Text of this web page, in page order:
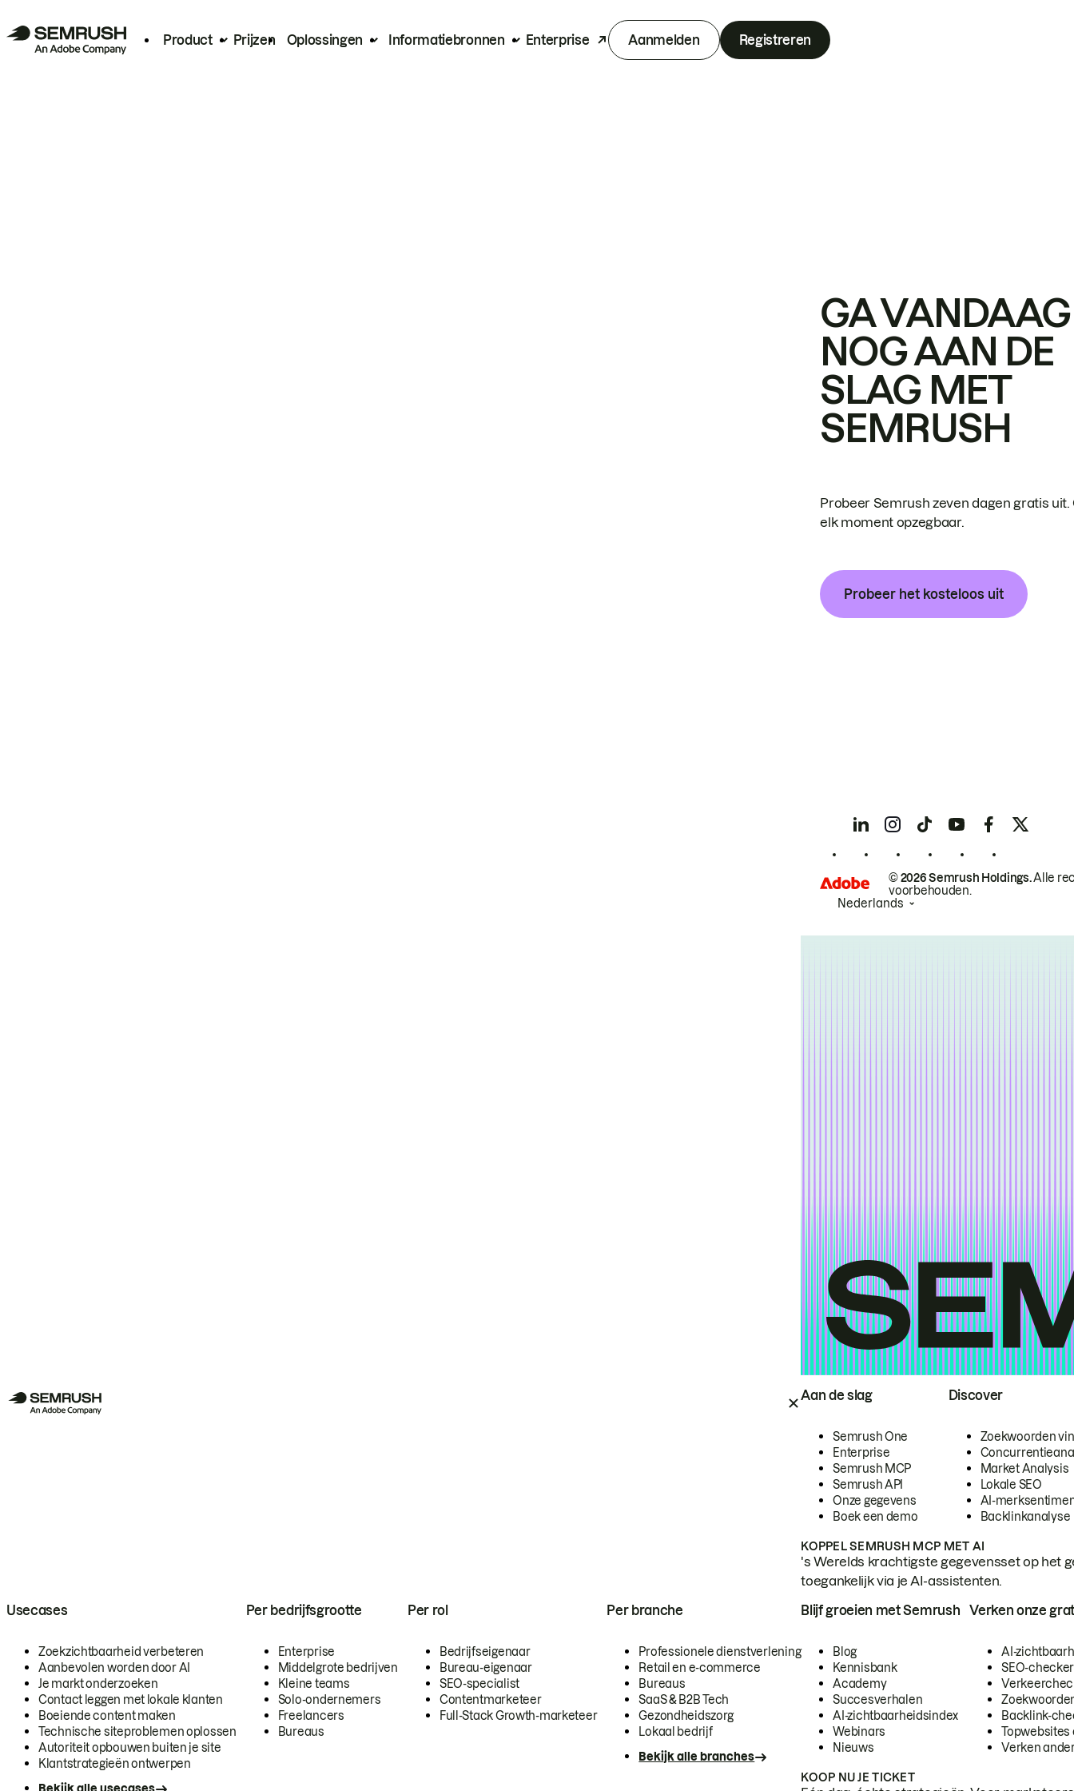
Product Prijzen Oplossingen Informatiebronnen Enterprise Aanmelden Registreren
Aan de slag
Semrush One
Enterprise
Semrush MCP
Semrush API
Onze gegevens
Boek een demo
Discover
Zoekwoorden
Market Analysis
Lokale SEO
AI-
Backlinkanalyse
KOPPEL SEMRUSH MCP MET AI
's Werelds krachtigste gegevensset op het
toegankelijk via je AI-assistenten.
Usecases
Zoekzichtbaarheid verbeteren
Aanbevolen worden door AI
Je markt onderzoeken
Contact leggen met lokale klanten
Boeiende content maken
Technische siteproblemen oplossen
Autoriteit opbouwen buiten je site
Klantstrategieën ontwerpen
Per bedrijfsgrootte
Enterprise
Middelgrote bedrijven
Kleine teams
Solo-ondernemers
Freelancers
Bureaus
Per rol
Bedrijfseigenaar
Bureau-eigenaar
SEO-specialist
Contentmarketeer
Full-Stack Growth-marketeer
Per branche
Professionele dienstverlening
Retail en e-commerce
Bureaus
SaaS & B2B Tech
Gezondheidszorg
Lokaal bedrijf
Bekijk alle branches
Blijf groeien met Semrush
Blog
Kennisbank
Academy
Succesverhalen
AI-zichtbaarheidsindex
Webinars
Nieuws
Verken onze
AI-
SEO-checker
Backlink-
Topwebsites
Verken
KOOP NU JE TICKET
GA VANDAAG
NOG AAN DE
SLAG MET
SEMRUSH
Probeer Semrush zeven dagen gratis uit.
elk moment opzegbaar.
Probeer het kosteloos uit
© 2026 Semrush Holdings.Alle
voorbehouden.
Nederlands